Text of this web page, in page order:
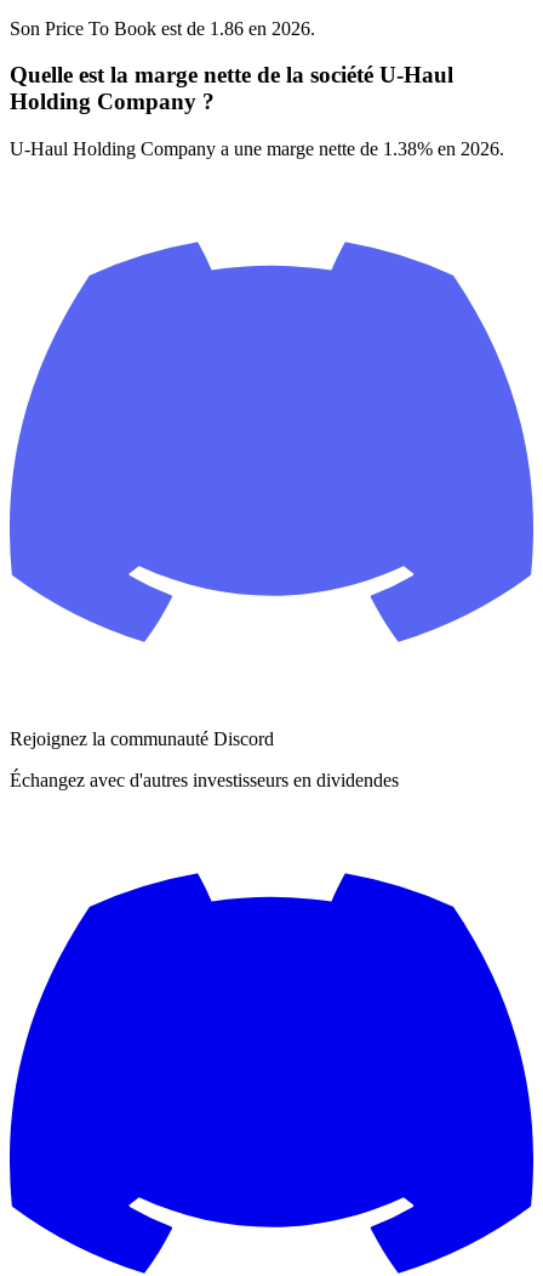
Son Price To Book est de 1.86 en 2026.
Quelle est la marge nette de la société U-Haul
Holding Company ?
U-Haul Holding Company a une marge nette de 1.38% en 2026.
Rejoignez la communauté Discord
Échangez avec d'autres investisseurs en dividendes